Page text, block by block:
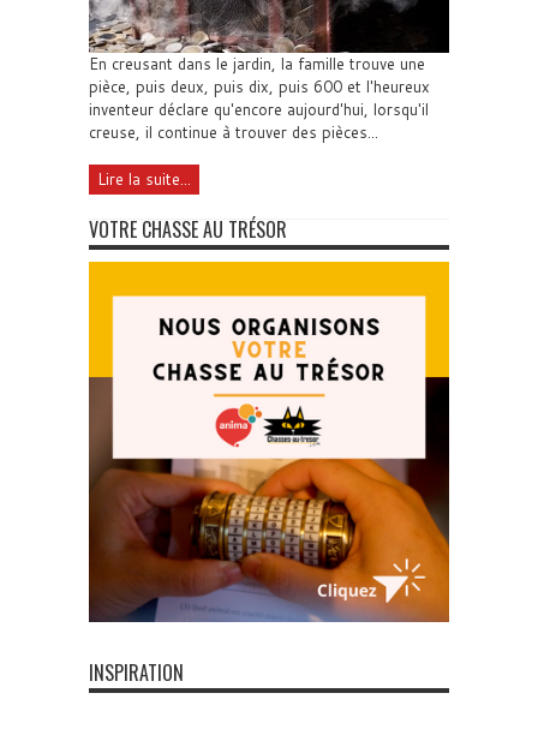
En creusant dans le jardin, la famille trouve une
pièce, puis deux, puis dix, puis 600 et l'heureux
inventeur déclare qu'encore aujourd'hui, lorsqu'il
creuse, il continue à trouver des pièces...
Lire la suite...
VOTRE CHASSE AU TRÉSOR
INSPIRATION